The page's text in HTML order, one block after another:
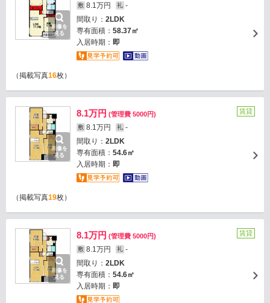
画像を
見る
敷 8.1万円 礼 -
間取り： 2LDK
専有面積： 58.37㎡
入居時期： 即
（掲載写真16枚）
画像を
見る
8.1万円 (管理費 5000円)
敷 8.1万円 礼 -
間取り： 2LDK
専有面積： 54.6㎡
入居時期： 即
賃貸
（掲載写真19枚）
画像を
見る
8.1万円 (管理費 5000円)
敷 8.1万円 礼 -
間取り： 2LDK
専有面積： 54.6㎡
入居時期： 即
賃貸